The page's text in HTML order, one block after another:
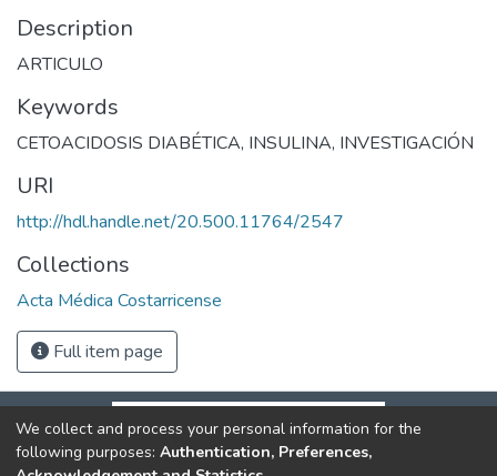
Description
ARTICULO
Keywords
CETOACIDOSIS DIABÉTICA, INSULINA, INVESTIGACIÓN
URI
http://hdl.handle.net/20.500.11764/2547
Collections
Acta Médica Costarricense
Full item page
We collect and process your personal information for the
following purposes: Authentication, Preferences,